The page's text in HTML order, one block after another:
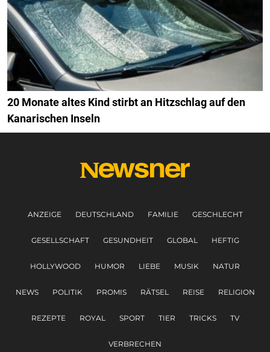
20 Monate altes Kind stirbt an Hitzschlag auf den
Kanarischen Inseln
ANZEIGE DEUTSCHLAND FAMILIE GESCHLECHT
GESELLSCHAFT GESUNDHEIT GLOBAL HEFTIG
HOLLYWOOD HUMOR LIEBE MUSIK NATUR
NEWS POLITIK PROMIS RÄTSEL REISE RELIGION
REZEPTE ROYAL SPORT TIER TRICKS TV
VERBRECHEN